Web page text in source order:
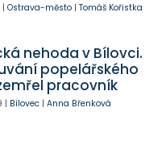
| Ostrava-město| Tomáš Kořistka
nehoda v Bílovci.
popelářského
pracovník
| Bílovec| Anna Břenková